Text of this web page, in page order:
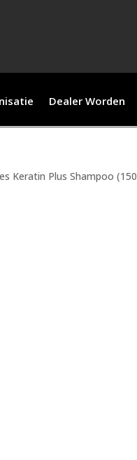
Dealer Worden
Keratin Plus Shampoo